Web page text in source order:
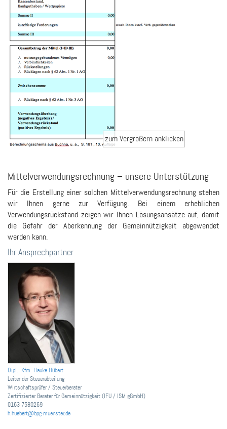
Mittelverwendungsrechnung – unsere Unterstützung
Für die Erstellung einer solchen Mittelverwendungsrechnung stehen
wir Ihnen gerne zur Verfügung. Bei einem erheblichen
Verwendungsrückstand zeigen wir Ihnen Lösungsansätze auf, damit
die Gefahr der Aberkennung der Gemeinnützigkeit abgewendet
werden kann.
Ihr Ansprechpartner
Dipl.- Kfm. Hauke Hübert
Leiter der Steuerabteilung
Wirtschaftsprüfer / Steuerberater
Zertifizierter Berater für Gemeinnützigkeit (IFU / ISM gGmbH)
0163 7580269
h.huebert@bpg-muenster.de